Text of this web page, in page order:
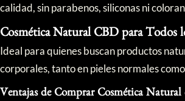
calidad, sin parabenos, siliconas ni
Cosmética Natural CBD para Todos
Ideal para quienes buscan productos
corporales, tanto en pieles normales
Ventajas de Comprar Cosmética